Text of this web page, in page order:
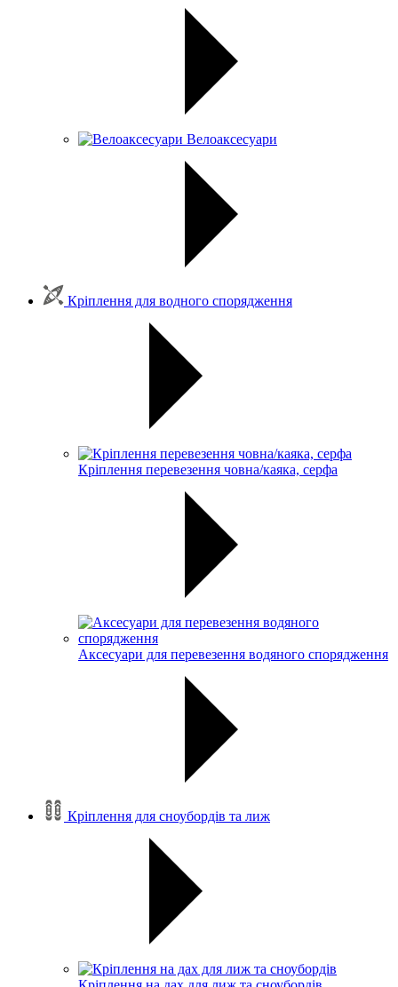
Велоаксесуари
Кріплення для водного спорядження
Кріплення перевезення човна/каяка, серфа
Аксесуари для перевезення водяного спорядження
Кріплення для сноубордів та лиж